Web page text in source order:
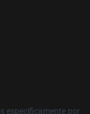
específicamente por